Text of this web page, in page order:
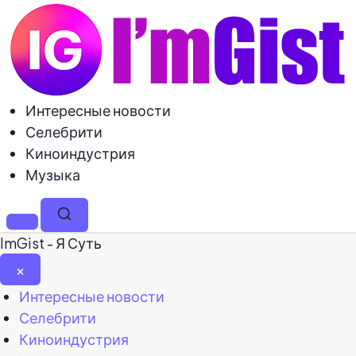
Интересные новости
Селебрити
Киноиндустрия
Музыка
МенюПоиск
ImGist - Я Суть
×
Закрыть
меню
Интересные новости
Селебрити
Киноиндустрия